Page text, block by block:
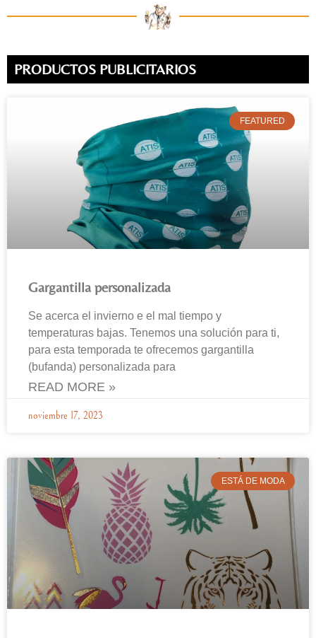
PRODUCTOS PUBLICITARIOS
FEATURED
Gargantilla personalizada
Se acerca el invierno e el mal tiempo y
temperaturas bajas. Tenemos una solución para ti,
para esta temporada te ofrecemos gargantilla
(bufanda) personalizada para
READ MORE »
noviembre 17, 2023
ESTÁ DE MODA